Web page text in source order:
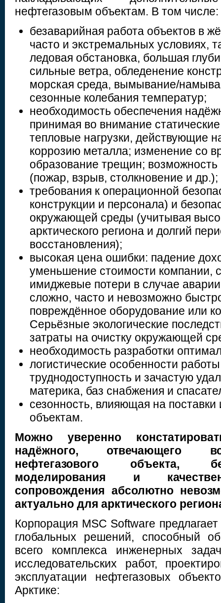
нефтегазовым объектам. В том числе:
безаварийная работа объектов в
часто и экстремальных условиях,
ледовая обстановка, большая
сильные ветра, обледенение
морская среда, вымывание/
сезонные колебания температур;
необходимость обеспечения
принимая во внимание
тепловые нагрузки, действующие
коррозию металла; изменение со
образование трещин;
(пожар, взрыв, столкновение и др.);
требования к операционной
конструкции и персонала) и
окружающей среды (учитывая
арктического региона и долгий
восстановления);
высокая цена ошибки: падение
уменьшение стоимости компании,
имиджевые потери в случае
сложно, часто и невозможно
повреждённое оборудование или
Серьёзные экологические
затраты на очистку окружающей
необходимость разработки
логистические особенности
труднодоступность и зачастую
материка, баз снабжения и
сезонность, влияющая на поставки
объектам.
Можно уверенно
надёжного, отвечающего
нефтегазового объекта,
моделирования и
сопровождения абсолютно
актуально для арктического
Корпорация MSC Software
глобальных решений, способный
всего комплекса инженерных
исследовательских работ,
эксплуатации нефтегазовых
Арктике: